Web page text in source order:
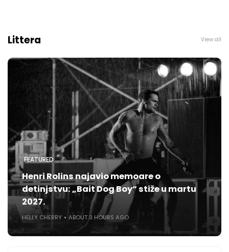
Littera View all
FEATURED
Henri Rolins najavio memoare o
detinjstvu: „Bait Dog Boy“ stiže u martu
2027.
HELLY CHERRY ABOUT 3 HOURS AGO